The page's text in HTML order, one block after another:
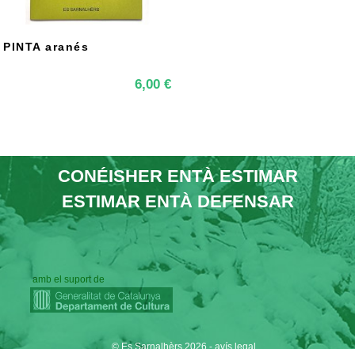
PINTA aranés
6,00€
CONÉISHER ENTÀ ESTIMAR
ESTIMAR ENTÀ DEFENSAR
amb el suport de
© Es Sarnalhèrs 2026 - avís legal